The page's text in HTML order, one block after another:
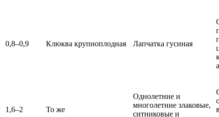
0,8–0,9 Клюква крупноплодная Лапчатка гусиная
1,6–2 То же
Однолетние и
многолетние злаковые,
ситниковые и